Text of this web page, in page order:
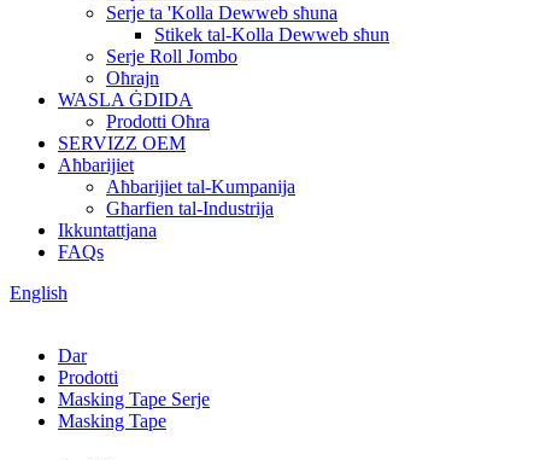
Serje ta 'Kolla Dewweb sħuna
Stikek tal-Kolla Dewweb sħun
Serje Roll Jombo
Oħrajn
WASLA ĠDIDA
Prodotti Oħra
SERVIZZ OEM
Aħbarijiet
Aħbarijiet tal-Kumpanija
Għarfien tal-Industrija
Ikkuntattjana
FAQs
English
Dar
Prodotti
Masking Tape Serje
Masking Tape